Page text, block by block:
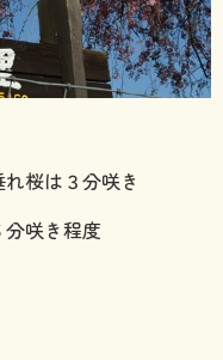
桜は３分咲き
咲き程度